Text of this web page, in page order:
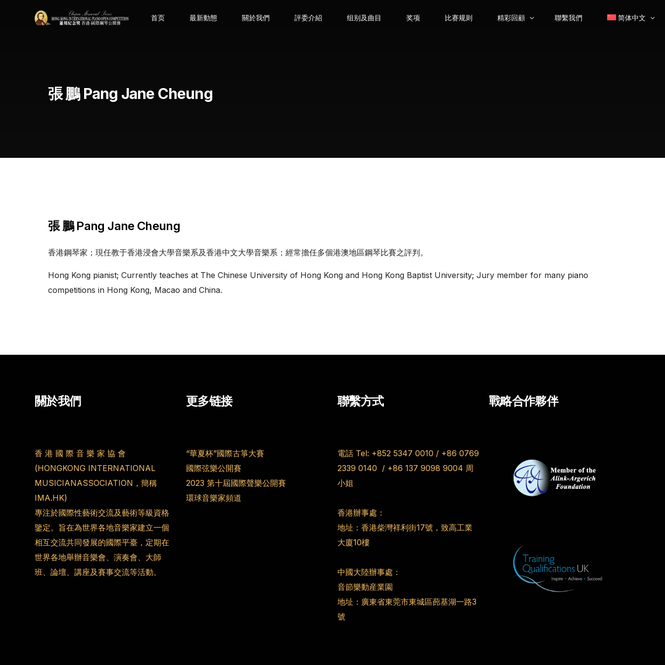
首页 最新動態 關於我們 評委介紹 组别及曲目 奖项 比赛规则 精彩回顧 聯繫我們 简体中文
張 鵬 Pang Jane Cheung
張 鵬 Pang Jane Cheung
香港鋼琴家；現任教于香港浸會大學音樂系及香港中文大學音樂系；經常擔任多個港澳地區鋼琴比賽之評判。
Hong Kong pianist; Currently teaches at The Chinese University of Hong Kong and Hong Kong Baptist University; Jury member for many piano
competitions in Hong Kong, Macao and China.
關於我們
香 港 國 際 音 樂 家 協 會
(HONGKONG INTERNATIONAL
MUSICIANASSOCIATION，簡稱
IMA.HK)
專注於國際性藝術交流及藝術等級資格
鑒定。旨在為世界各地音樂家建立一個
相互交流共同發展的國際平臺，定期在
世界各地舉辦音樂會、演奏會、大師
班、論壇、講座及賽事交流等活動。
更多链接
“華夏杯”國際古箏大賽
國際弦樂公開賽
2023 第十屆國際聲樂公開賽
環球音樂家頻道
聯繫方式
電話 Tel: +852 5347 0010 / +86 0769
2339 0140 / +86 137 9098 9004 周
小姐
香港辦事處：
地址：香港柴灣祥利街17號，致高工業
大廈10樓
中國大陸辦事處：
音節樂動産業園
地址：廣東省東莞市東城區蓢基湖一路3
號
戰略合作夥伴